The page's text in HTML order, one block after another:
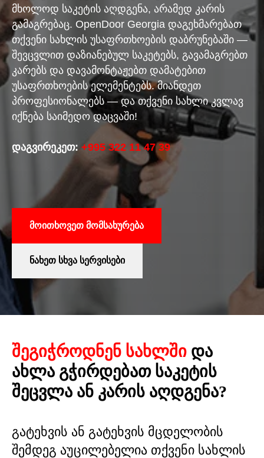
მხოლოდ საკეტის აღდგენა, არამედ კარის
გამაგრებაც. OpenDoor Georgia დაგეხმარებათ
თქვენი სახლის უსაფრთხოების დაბრუნებაში —
შევცვლით დაზიანებულ საკეტებს, გავამაგრებთ
კარებს და დავამონტაჟებთ დამატებით
უსაფრთხოების ელემენტებს. მიანდეთ
პროფესიონალებს — და თქვენი სახლი კვლავ
იქნება საიმედო დაცვაში!
დაგვირეკეთ: +995 322 11 47 39
მოითხოვეთ მომსახურება
ნახეთ სხვა სერვისები
ᲨᲔᲒᲘᲭᲠᲝᲓᲜᲔᲜ ᲡᲐᲮᲚᲨᲘ ᲓᲐ
ᲐᲮᲚᲐ ᲒᲭᲘᲠᲓᲔᲑᲐᲗ ᲡᲐᲙᲔᲢᲘᲡ
ᲨᲔᲪᲕᲚᲐ ᲐᲜ ᲙᲐᲠᲘᲡ ᲐᲦᲓᲒᲔᲜᲐ?
გატეხვის ან გატეხვის მცდელობის
შემდეგ აუცილებელია თქვენი სახლის